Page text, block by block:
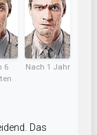
6
Nach 1 Jahr
Das